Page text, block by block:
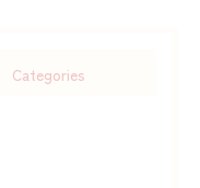
Categories